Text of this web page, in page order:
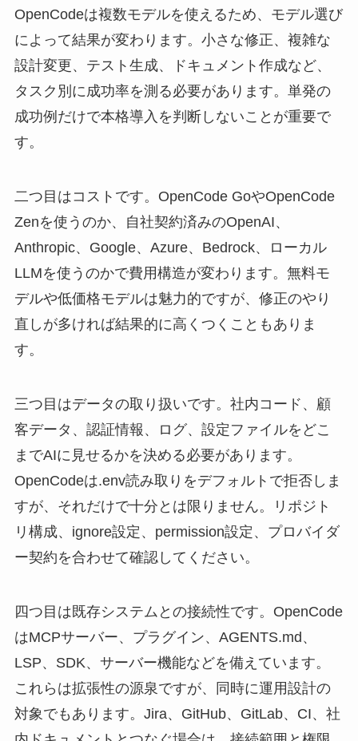
OpenCodeは複数モデルを使えるため、モデル選び
によって結果が変わります。小さな修正、複雑な
設計変更、テスト生成、ドキュメント作成など、
タスク別に成功率を測る必要があります。単発の
成功例だけで本格導入を判断しないことが重要で
す。
二つ目はコストです。OpenCode GoやOpenCode
Zenを使うのか、自社契約済みのOpenAI、
Anthropic、Google、Azure、Bedrock、ローカル
LLMを使うのかで費用構造が変わります。無料モ
デルや低価格モデルは魅力的ですが、修正のやり
直しが多ければ結果的に高くつくこともありま
す。
三つ目はデータの取り扱いです。社内コード、顧
客データ、認証情報、ログ、設定ファイルをどこ
までAIに見せるかを決める必要があります。
OpenCodeは.env読み取りをデフォルトで拒否しま
すが、それだけで十分とは限りません。リポジト
リ構成、ignore設定、permission設定、プロバイダ
ー契約を合わせて確認してください。
四つ目は既存システムとの接続性です。OpenCode
はMCPサーバー、プラグイン、AGENTS.md、
LSP、SDK、サーバー機能などを備えています。
これらは拡張性の源泉ですが、同時に運用設計の
対象でもあります。Jira、GitHub、GitLab、CI、社